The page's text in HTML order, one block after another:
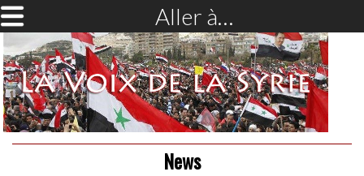
Aller à…
News